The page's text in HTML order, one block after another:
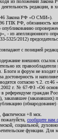
из положений Закона
редакции, в
Закона РФ «О СМИ»).
ГПК РФ, обязанность
- из апелляционного
5325/2012)
с позицией
внешних
их
и форум не входят
достоверность и
согласно ч.2.
г. № 67-ФЗ «Об
референдуме граждан
заказавшее (заказавших)
(обнародование)
+8 мск.
сообщите нам
социальной,
функции.